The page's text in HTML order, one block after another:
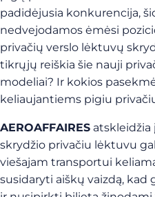
padidėjusia konkurencija,
nedvejodamos ėmėsi
privačių verslo lėktuvų
tikrųjų reiškia šie nauji
modeliai? Ir kokios
keliaujantiems pigiu
AEROAFFAIRES atskleidžia
skrydžio privačiu lėktuvu
viešajam transportui
susidaryti aiškų vaizdą,